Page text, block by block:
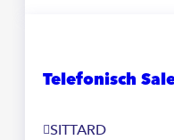
Telefonisch
SITTARD